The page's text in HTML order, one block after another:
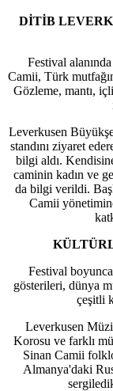
DİTİB
Festival
Camii, Türk
Gözleme, mantı,
Leverkusen
standını ziyaret
bilgi aldı.
caminin kadın ve
da bilgi verildi.
Camii
Festival
gösterileri, dünya
çeşitli
Leverkusen
Korosu ve farklı
Sinan Camii
Almanya'daki